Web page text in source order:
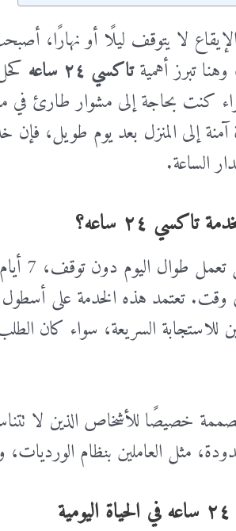
لا يتوقف ليلًا أو نهارًا،
وهنا تبرز أهميةتاكسي ٢٤ ساعه
كنت بحاجة إلى مشوار طارئ في
الساعة.
٢٤ ساعه؟
هي
وقت. تعتمد هذه الخدمة على أسطول
للاستجابة السريعة، سواء كان
خصيصًا للأشخاص الذين لا
مثل العاملين بنظام